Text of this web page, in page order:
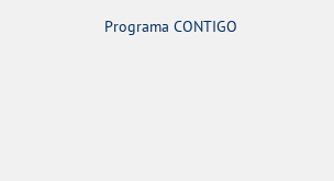
Programa CONTIGO